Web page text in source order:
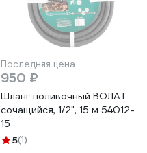
Последняя цена
950 ₽
Шланг поливочный ВОЛАТ
сочащийся, 1/2", 15 м 54012-
15
5(1)